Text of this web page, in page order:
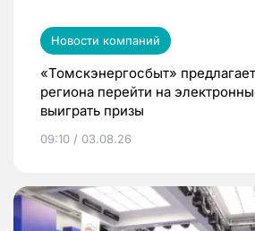
Новости компаний
«Томскэнергосбыт»
региона перейти на
выиграть призы
09:10 / 03.08.26